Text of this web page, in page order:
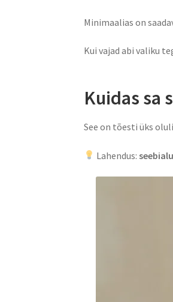
Minimaalias on
Kui vajad abi valiku
Kuidas sa
See on tõesti üks
Lahendus: